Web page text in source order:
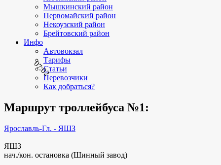
Мышкинский район
Первомайский район
Некоузский район
Брейтовский район
Инфо
Автовокзал
Тарифы
Статьи
Перевозчики
Как добраться?
Маршрут троллейбуса №1:
Ярославль-Гл. - ЯШЗ
07:02
ЯШЗ
нач./кон. остановка (Шинный завод)